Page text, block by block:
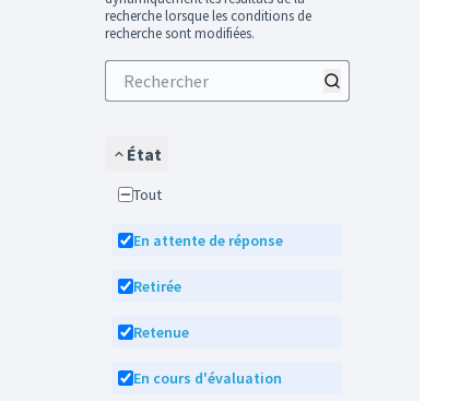
recherche lorsque les conditions de
recherche sont modifiées.
État
Tout
En attente de réponse
Retirée
Retenue
En cours d'évaluation